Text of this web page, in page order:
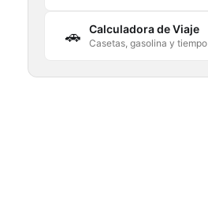
🚗 Calculadora de Viaje
Casetas, gasolina y tiempo